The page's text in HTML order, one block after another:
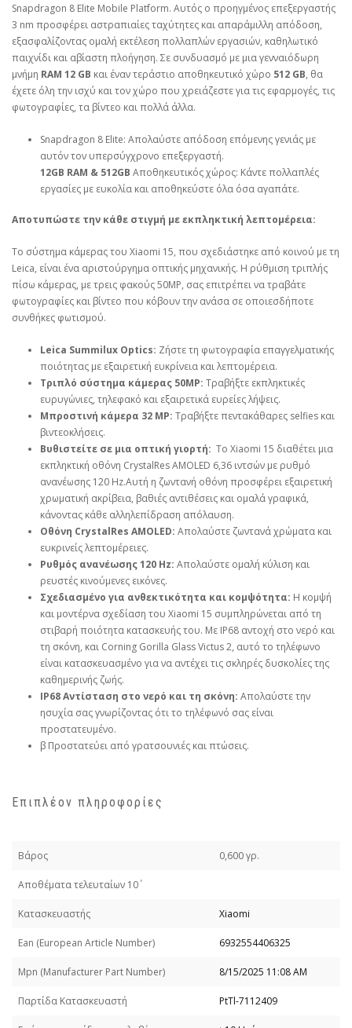
Snapdragon 8 Elite Mobile Platform. Αυτός ο προηγμένος επεξεργαστής
3 nm προσφέρει αστραπιαίες ταχύτητες και απαράμιλλη απόδοση,
εξασφαλίζοντας ομαλή εκτέλεση πολλαπλών εργασιών, καθηλωτικό
παιχνίδι και αβίαστη πλοήγηση. Σε συνδυασμό με μια γενναιόδωρη
μνήμη RAM 12 GB και έναν τεράστιο αποθηκευτικό χώρο 512 GB, θα
έχετε όλη την ισχύ και τον χώρο που χρειάζεστε για τις εφαρμογές, τις
φωτογραφίες, τα βίντεο και πολλά άλλα.
Snapdragon 8 Elite: Απολαύστε απόδοση επόμενης γενιάς με
αυτόν τον υπερσύγχρονο επεξεργαστή.
12GB RAM & 512GB Αποθηκευτικός χώρος: Κάντε πολλαπλές
εργασίες με ευκολία και αποθηκεύστε όλα όσα αγαπάτε.
Αποτυπώστε την κάθε στιγμή με εκπληκτική λεπτομέρεια:
Το σύστημα κάμερας του Xiaomi 15, που σχεδιάστηκε από κοινού με τη
Leica, είναι ένα αριστούργημα οπτικής μηχανικής. Η ρύθμιση τριπλής
πίσω κάμερας, με τρεις φακούς 50MP, σας επιτρέπει να τραβάτε
φωτογραφίες και βίντεο που κόβουν την ανάσα σε οποιεσδήποτε
συνθήκες φωτισμού.
Leica Summilux Optics: Ζήστε τη φωτογραφία επαγγελματικής
ποιότητας με εξαιρετική ευκρίνεια και λεπτομέρεια.
Τριπλό σύστημα κάμερας 50MP: Τραβήξτε εκπληκτικές
ευρυγώνιες, τηλεφακό και εξαιρετικά ευρείες λήψεις.
Μπροστινή κάμερα 32 MP: Τραβήξτε πεντακάθαρες selfies και
βιντεοκλήσεις.
Βυθιστείτε σε μια οπτική γιορτή: Το Xiaomi 15 διαθέτει μια
εκπληκτική οθόνη CrystalRes AMOLED 6,36 ιντσών με ρυθμό
ανανέωσης 120 Hz.Αυτή η ζωντανή οθόνη προσφέρει εξαιρετική
χρωματική ακρίβεια, βαθιές αντιθέσεις και ομαλά γραφικά,
κάνοντας κάθε αλληλεπίδραση απόλαυση.
Οθόνη CrystalRes AMOLED: Απολαύστε ζωντανά χρώματα και
ευκρινείς λεπτομέρειες.
Ρυθμός ανανέωσης 120 Hz: Απολαύστε ομαλή κύλιση και
ρευστές κινούμενες εικόνες.
Σχεδιασμένο για ανθεκτικότητα και κομψότητα: Η κομψή
και μοντέρνα σχεδίαση του Xiaomi 15 συμπληρώνεται από τη
στιβαρή ποιότητα κατασκευής του. Με IP68 αντοχή στο νερό και
τη σκόνη, και Corning Gorilla Glass Victus 2, αυτό το τηλέφωνο
είναι κατασκευασμένο για να αντέχει τις σκληρές δυσκολίες της
καθημερινής ζωής.
IP68 Αντίσταση στο νερό και τη σκόνη: Απολαύστε την
ησυχία σας γνωρίζοντας ότι το τηλέφωνό σας είναι
προστατευμένο.
β Προστατεύει από γρατσουνιές και πτώσεις.
Επιπλέον πληροφορίες
Βάρος 0,600 γρ.
Απoθέματα τελευταίων 10΄
Κατασκευαστής Xiaomi
Εan (European Article Number) 6932554406325
Mpn (Manufacturer Part Number) 8/15/2025 11:08 AM
Παρτίδα Κατασκευαστή PtTl-7112409